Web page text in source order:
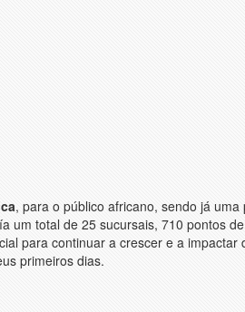
, para o público africano, sendo já uma
um total de 25 sucursais, 710 pontos
para continuar a crescer e a impactar
primeiros dias.